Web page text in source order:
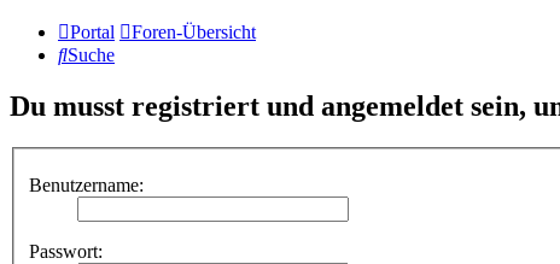
Portal
Foren-Übersicht
Suche
Du musst registriert und angemeldet sein,
Benutzername:
Passwort: